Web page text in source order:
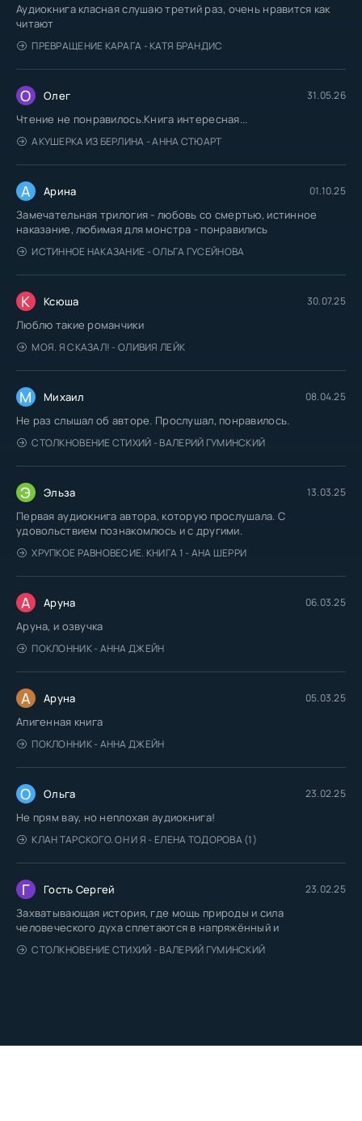
Аудиокнига класная слушаю третий раз, очень нравится как
читают
ПРЕВРАЩЕНИЕ КАРАГА - КАТЯ БРАНДИС
О Олег 31.05.26
Чтение не понравилось.Книга интересная...
АКУШЕРКА ИЗ БЕРЛИНА - АННА СТЮАРТ
А Арина 01.10.25
Замечательная трилогия - любовь со смертью, истинное
наказание, любимая для монстра - понравились
ИСТИННОЕ НАКАЗАНИЕ - ОЛЬГА ГУСЕЙНОВА
К Ксюша 30.07.25
Люблю такие романчики
МОЯ. Я СКАЗАЛ! - ОЛИВИЯ ЛЕЙК
М Михаил 08.04.25
Не раз слышал об авторе. Прослушал, понравилось.
СТОЛКНОВЕНИЕ СТИХИЙ - ВАЛЕРИЙ ГУМИНСКИЙ
Э Эльза 13.03.25
Первая аудиокнига автора, которую прослушала. С
удовольствием познакомлюсь и с другими.
ХРУПКОЕ РАВНОВЕСИЕ. КНИГА 1 - АНА ШЕРРИ
А Аруна 06.03.25
Аруна, и озвучка
ПОКЛОННИК - АННА ДЖЕЙН
А Аруна 05.03.25
Апигенная книга
ПОКЛОННИК - АННА ДЖЕЙН
О Ольга 23.02.25
Не прям вау, но неплохая аудиокнига!
КЛАН ТАРСКОГО. ОН И Я - ЕЛЕНА ТОДОРОВА (1)
Г Гость Сергей 23.02.25
Захватывающая история, где мощь природы и сила
человеческого духа сплетаются в напряжённый и
СТОЛКНОВЕНИЕ СТИХИЙ - ВАЛЕРИЙ ГУМИНСКИЙ